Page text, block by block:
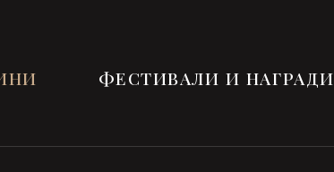
ФЕСТИВАЛИ И НАГРАДИ